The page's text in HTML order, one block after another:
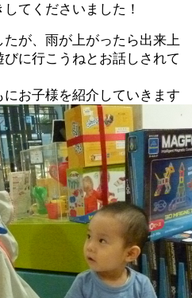
てくださいました！
が、雨が上がったら出来上
に行こうねとお話しされて
お子様を紹介していきます